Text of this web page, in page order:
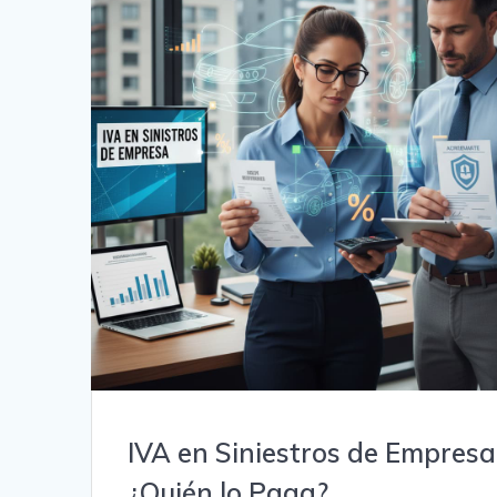
IVA en Siniestros de